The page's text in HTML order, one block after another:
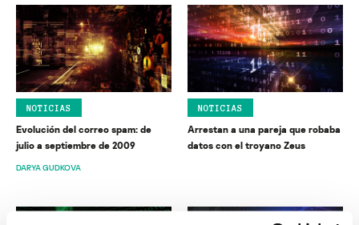
NOTICIAS
Evolución del correo spam: de
julio a septiembre de 2009
DARYA GUDKOVA
NOTICIAS
Arrestan a una pareja que robaba
datos con el troyano Zeus